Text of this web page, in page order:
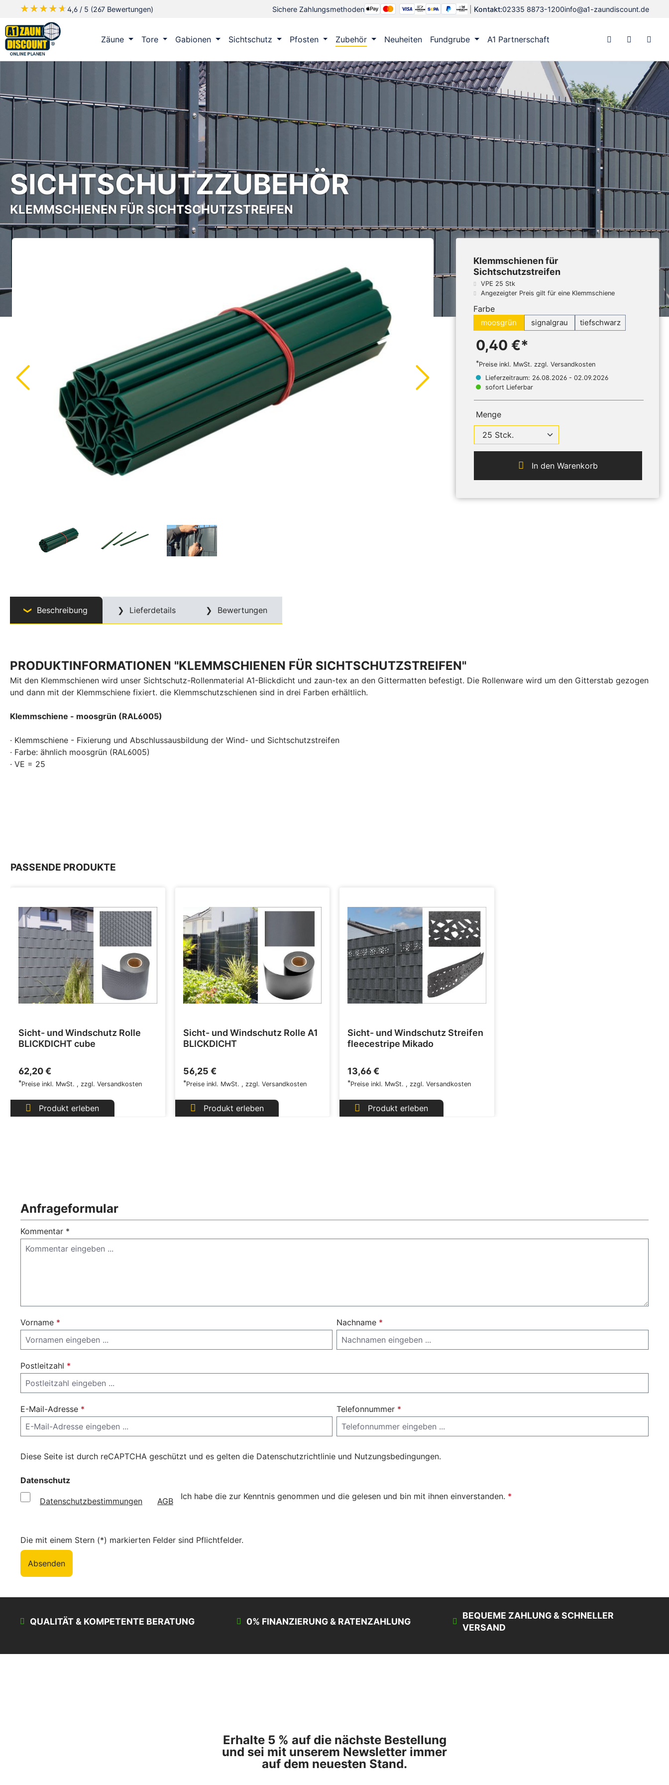
Hauptinhalt springen
Zur Suche springen
Zur Hauptnavigation springen
★★★★★
★★★★★4,6 / 5 (267 Bewertungen) Sichere Zahlungsmethoden Kontakt:02335 8873-1200info@a1-zaundiscount.de
Zäune Tore Gabionen Sichtschutz Pfosten Zubehör Neuheiten Fundgrube A1 Partnerschaft
SICHTSCHUTZZUBEHÖR
KLEMMSCHIENEN FÜR SICHTSCHUTZSTREIFEN
Klemmschienen für
Sichtschutzstreifen
VPE 25 Stk
Angezeigter Preis gilt für eine Klemmschiene
Farbe
moosgrün signalgrau tiefschwarz
0,40 €*
*Preise inkl. MwSt. zzgl. Versandkosten
Lieferzeitraum: 26.08.2026 - 02.09.2026
sofort Lieferbar
Menge
In den Warenkorb
Beschreibung Lieferdetails Bewertungen
PRODUKTINFORMATIONEN "KLEMMSCHIENEN FÜR SICHTSCHUTZSTREIFEN"
Mit den Klemmschienen wird unser Sichtschutz-Rollenmaterial A1-Blickdicht und zaun-tex an den Gittermatten befestigt. Die Rollenware wird um den Gitterstab gezogen
und dann mit der Klemmschiene fixiert. die Klemmschutzschienen sind in drei Farben erhältlich.
Klemmschiene - moosgrün (RAL6005)
· Klemmschiene - Fixierung und Abschlussausbildung der Wind- und Sichtschutzstreifen
· Farbe: ähnlich moosgrün (RAL6005)
· VE = 25
PASSENDE PRODUKTE
Sicht- und Windschutz Rolle
BLICKDICHT cube
62,20 €
*Preise inkl. MwSt. , zzgl. Versandkosten
Produkt erleben
Sicht- und Windschutz Rolle A1
BLICKDICHT
56,25 €
*Preise inkl. MwSt. , zzgl. Versandkosten
Produkt erleben
Sicht- und Windschutz Streifen
fleecestripe Mikado
13,66 €
*Preise inkl. MwSt. , zzgl. Versandkosten
Produkt erleben
Anfrageformular
Kommentar *
Vorname * Nachname *
Postleitzahl *
E-Mail-Adresse * Telefonnummer *
Diese Seite ist durch reCAPTCHA geschützt und es gelten die Datenschutzrichtlinie und Nutzungsbedingungen.
Datenschutz
Ich habe die
Datenschutzbestimmungen zur Kenntnis genommen und die
AGB gelesen und bin mit ihnen einverstanden. *
Die mit einem Stern (*) markierten Felder sind Pflichtfelder.
Absenden
QUALITÄT & KOMPETENTE BERATUNG 0% FINANZIERUNG & RATENZAHLUNG
BEQUEME ZAHLUNG & SCHNELLER
VERSAND
Erhalte 5 % auf die nächste Bestellung
und sei mit unserem Newsletter immer
auf dem neuesten Stand.